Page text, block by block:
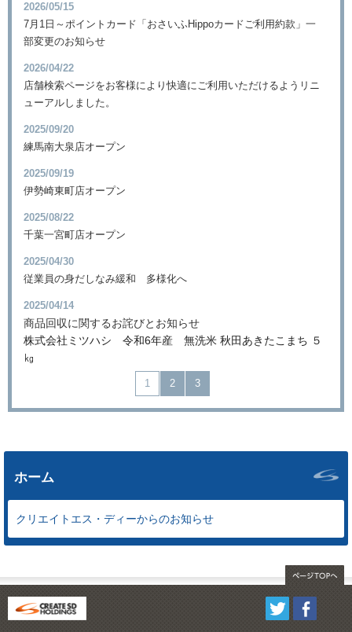
2026/05/15
7月1日～ポイントカード「おさいふHippoカードご利用約款」一
部変更のお知らせ
2026/04/22
店舗検索ページをお客様により快適にご利用いただけるようリニ
ューアルしました。
2025/09/20
練馬南大泉店オープン
2025/09/19
伊勢崎東町店オープン
2025/08/22
千葉一宮町店オープン
2025/04/30
従業員の身だしなみ緩和 多様化へ
2025/04/14
商品回収に関するお詫びとお知らせ
株式会社ミツハシ 令和6年産 無洗米 秋田あきたこまち ５
㎏
1 2 3
ホーム
クリエイトエス・ディーからのお知らせ